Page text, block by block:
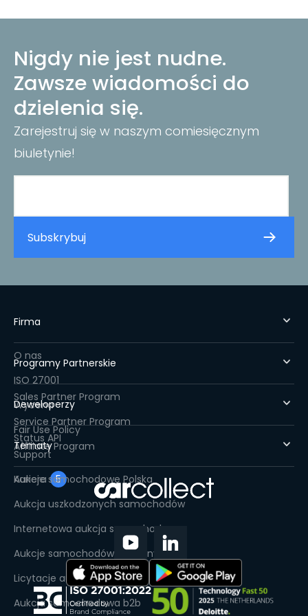
Nigdy nie jest nudne.
Zawsze wiadomości do
dzielenia się.
Zarejestruj się w naszym comiesięcznym
biuletynie!
Firma
O nas
ISO 27001
Wycena
Fair Use Policy
Support
Kariera
5
Programy Partnerskie
Sales Partner Program
Service Partner Program
Affiliate Program
Deweloperzy
Status API
Tematy
Aukcje samochodowe Polska
Aukcja uszkodzonych samochodów
Internetowa aukcja samochodowa
Aukcje samochodów używanych
Licytacje aut leasingowych
Aukcja samochodowa b2b